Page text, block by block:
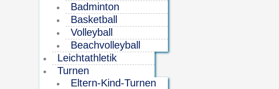
Badminton
Basketball
Volleyball
Beachvolleyball
Leichtathletik
Turnen
Eltern-Kind-Turnen